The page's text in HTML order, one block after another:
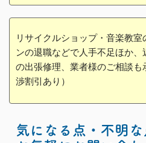
リサイクルショップ・音楽教
ンの退職などで人手不足ほか
の出張修理、業者様のご相談
渉割引あり）